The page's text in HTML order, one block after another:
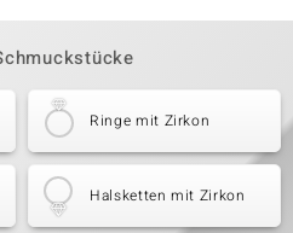
Ringe mit Zirkon
Halsketten mit Zirkon